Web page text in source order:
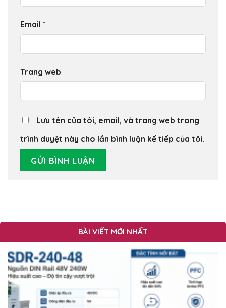
Email *
Trang web
Lưu tên của tôi, email, và trang web trong
trình duyệt này cho lần bình luận kế tiếp của tôi.
BÀI VIẾT MỚI NHẤT